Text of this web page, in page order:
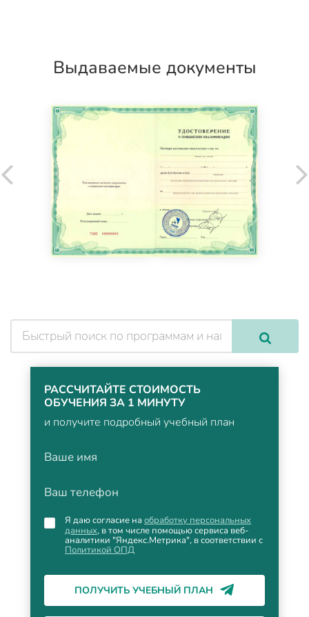
Выдаваемые документы
РАССЧИТАЙТЕ СТОИМОСТЬ
ОБУЧЕНИЯ ЗА 1 МИНУТУ
и получите подробный учебный план
Ваше имя
Ваш телефон
Я даю согласие на обработку персональных
данных, в том числе помощью сервиса веб-
аналитики "Яндекс.Метрика", в соответствии с
Политикой ОПД
ПОЛУЧИТЬ УЧЕБНЫЙ ПЛАН